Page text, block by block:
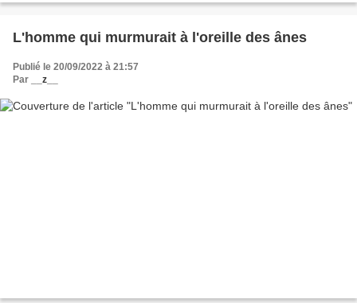
L'homme qui murmurait à l'oreille des ânes
Publié le 20/09/2022 à 21:57
Par
__z__